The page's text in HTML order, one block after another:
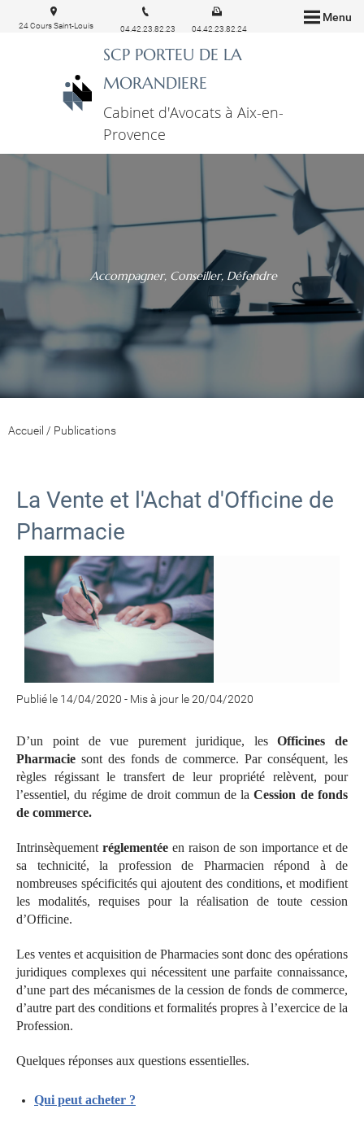
Menu
SCP PORTEU DE LA
MORANDIERE
Cabinet d'Avocats à Aix-en-
Provence
24 Cours Saint-Louis
04.42.23.82.23 04.42.23.82.24
Accompagner, Conseiller, Défendre
Accueil / Publications
La Vente et l'Achat d'Officine de
Pharmacie
Publié le 14/04/2020 - Mis à jour le 20/04/2020
D’un point de vue purement juridique, lesOfficines de
Pharmacie sont des fonds de commerce. Par conséquent, les
règles régissant le transfert de leur propriété relèvent, pour
l’essentiel, du régime de droit commun de laCession de fonds
de commerce.
Intrinsèquement réglementée en raison de son importance et de
sa technicité, la profession de Pharmacien répond à de
nombreuses spécificités qui ajoutent des conditions, et modifient
les modalités, requises pour la réalisation de toute cession
d’Officine.
Les ventes et acquisition de Pharmacies sont donc des opérations
juridiques complexes qui nécessitent une parfaite connaissance,
d’une part des mécanismes de la cession de fonds de commerce,
d’autre part des conditions et formalités propres à l’exercice de la
Profession.
Quelques réponses aux questions essentielles.
Qui peut acheter ?